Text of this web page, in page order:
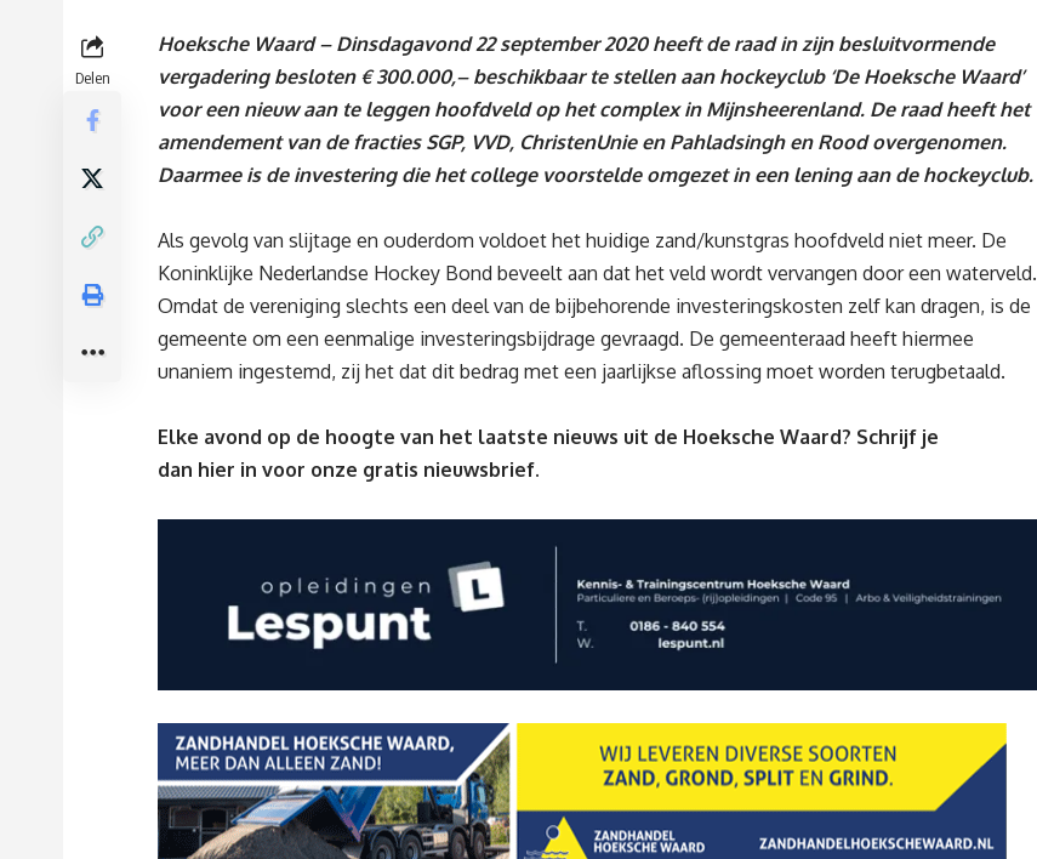
Delen
Hoeksche Waard – Dinsdagavond 22 september 2020 heeft de raad in zijn besluitvormende
vergadering besloten € 300.000,– beschikbaar te stellen aan hockeyclub ‘De Hoeksche Waard’
voor een nieuw aan te leggen hoofdveld op het complex in Mijnsheerenland. De raad heeft het
amendement van de fracties SGP, VVD, ChristenUnie en Pahladsingh en Rood overgenomen.
Daarmee is de investering die het college voorstelde omgezet in een lening aan de hockeyclub.
Als gevolg van slijtage en ouderdom voldoet het huidige zand/kunstgras hoofdveld niet meer. De
Koninklijke Nederlandse Hockey Bond beveelt aan dat het veld wordt vervangen door een waterveld.
Omdat de vereniging slechts een deel van de bijbehorende investeringskosten zelf kan dragen, is de
gemeente om een eenmalige investeringsbijdrage gevraagd. De gemeenteraad heeft hiermee
unaniem ingestemd, zij het dat dit bedrag met een jaarlijkse aflossing moet worden terugbetaald.
Elke avond op de hoogte van het laatste nieuws uit de Hoeksche Waard? Schrijf je
dan hier in voor onze gratis nieuwsbrief.